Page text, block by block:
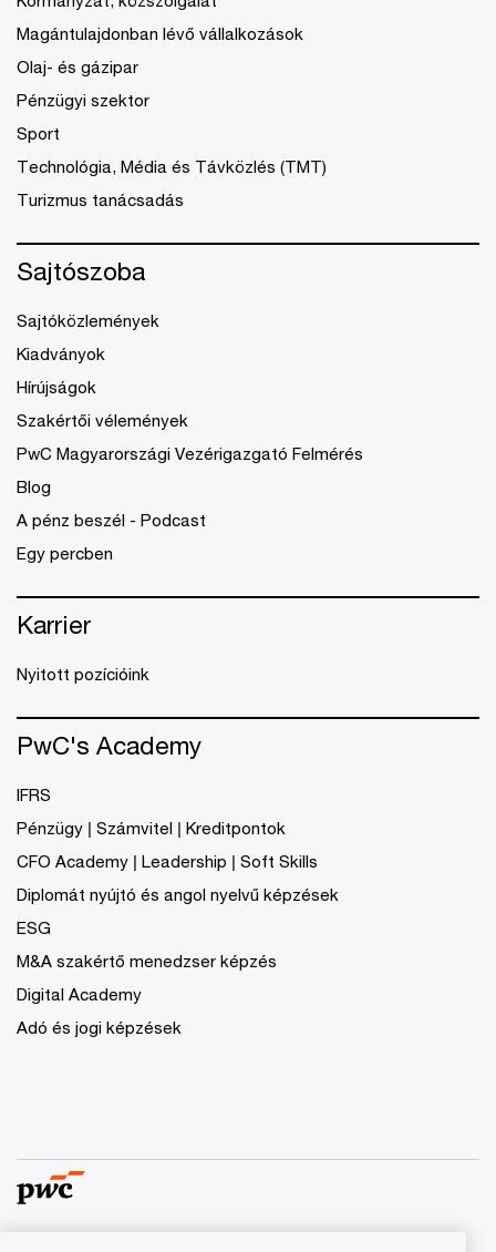
Magántulajdonban lévő vállalkozások
Olaj- és gázipar
Pénzügyi szektor
Sport
Technológia, Média és Távközlés (TMT)
Turizmus tanácsadás
Sajtószoba
Sajtóközlemények
Kiadványok
Hírújságok
Szakértői vélemények
PwC Magyarországi Vezérigazgató Felmérés
Blog
A pénz beszél - Podcast
Egy percben
Karrier
Nyitott pozícióink
PwC's Academy
IFRS
Pénzügy | Számvitel | Kreditpontok
CFO Academy | Leadership | Soft Skills
Diplomát nyújtó és angol nyelvű képzések
ESG
M&A szakértő menedzser képzés
Digital Academy
Adó és jogi képzések